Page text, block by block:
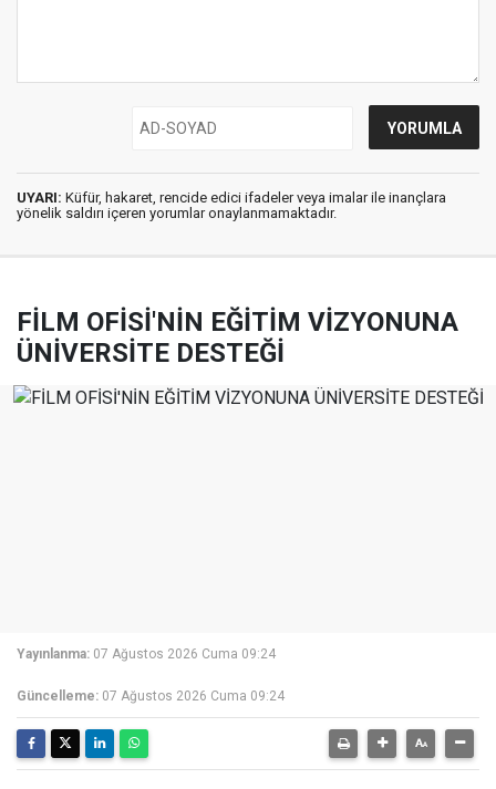
UYARI: Küfür, hakaret, rencide edici ifadeler veya imalar ile inançlara
yönelik saldırı içeren yorumlar onaylanmamaktadır.
FİLM OFİSİ'NİN EĞİTİM VİZYONUNA
ÜNİVERSİTE DESTEĞİ
Yayınlanma: 07 Ağustos 2026 Cuma 09:24
Güncelleme: 07 Ağustos 2026 Cuma 09:24